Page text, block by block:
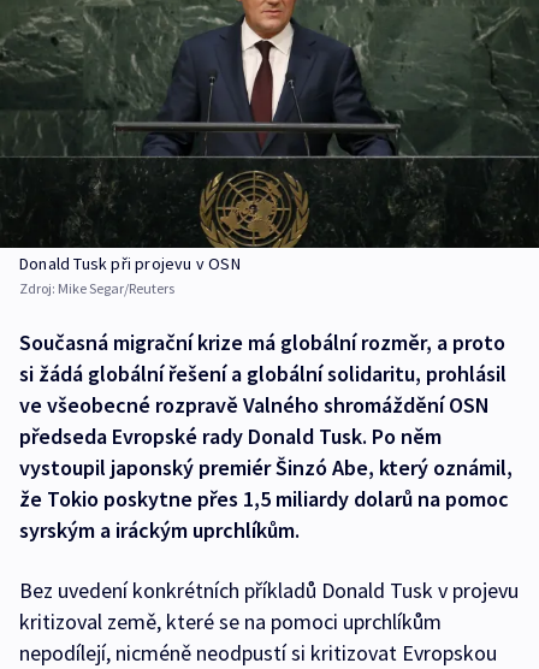
Donald Tusk při projevu v OSN
Zdroj: Mike Segar/Reuters
Současná migrační krize má globální rozměr, a proto
si žádá globální řešení a globální solidaritu, prohlásil
ve všeobecné rozpravě Valného shromáždění OSN
předseda Evropské rady Donald Tusk. Po něm
vystoupil japonský premiér Šinzó Abe, který oznámil,
že Tokio poskytne přes 1,5 miliardy dolarů na pomoc
syrským a iráckým uprchlíkům.
Bez uvedení konkrétních příkladů Donald Tusk v projevu
kritizoval země, které se na pomoci uprchlíkům
nepodílejí, nicméně neodpustí si kritizovat Evropskou